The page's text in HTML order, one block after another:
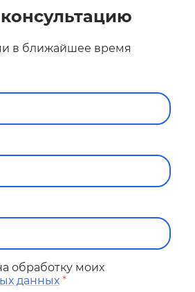
в ближайшее время
обработку моих
данных *